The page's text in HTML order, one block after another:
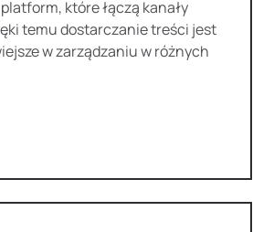
które łączą kanały
temu dostarczanie treści jest
w zarządzaniu w różnych